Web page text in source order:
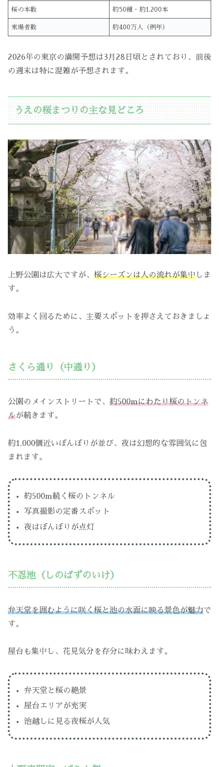
桜の本数 約50種・約1,200本
来場者数 約400万人（例年）
2026年の東京の満開予想は3月28日頃とされており、前後
の週末は特に混雑が予想されます。
うえの桜まつりの主な見どころ
上野公園は広大ですが、 桜シーズンは人の流れが集中 しま
す。
効率よく回るために、主要スポットを押さえておきましょ
う。
さくら通り（中通り）
公園のメインストリートで、 約500mにわたり桜のトンネ
ルが続きます。
約1,000個近いぼんぼりが並び、夜は幻想的な雰囲気に包
まれます。
約500m続く桜のトンネル
写真撮影の定番スポット
夜はぼんぼりが点灯
不忍池（しのばずのいけ）
弁天堂を囲むように咲く桜と池の水面に映る景色が魅力で
す。
屋台も集中し、花見気分を存分に味わえます。
弁天堂と桜の絶景
屋台エリアが充実
池越しに見る夜桜が人気